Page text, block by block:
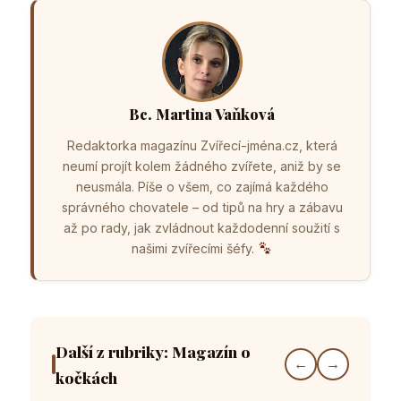
Bc. Martina Vaňková
Redaktorka magazínu Zvířecí-jména.cz, která
neumí projít kolem žádného zvířete, aniž by se
neusmála. Píše o všem, co zajímá každého
správného chovatele – od tipů na hry a zábavu
až po rady, jak zvládnout každodenní soužití s
našimi zvířecími šéfy.
Další z rubriky: Magazín o
kočkách
← →